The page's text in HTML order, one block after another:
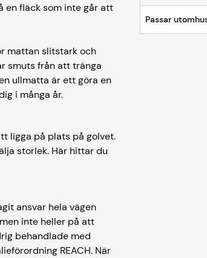
en fläck som inte går att
mattan slitstark och
smuts från att tränga
ullmatta är ett göra en
i många år.
ligga på plats på golvet.
storlek. Här hittar du
ansvar hela vägen
inte heller på att
behandlade med
REACH. När
Passar